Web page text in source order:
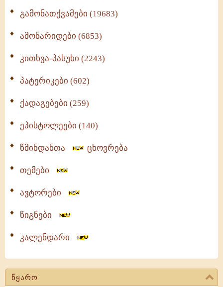
გამონათქვამები (19683)
ამონარიდები (6853)
კითხვა-პასუხი (2243)
პატერიკები (602)
ქადაგებები (259)
ეპისტოლეები (140)
წმინდანთა ცხოვრება
თემები
ავტორები
წიგნები
კალენდარი
წყარო